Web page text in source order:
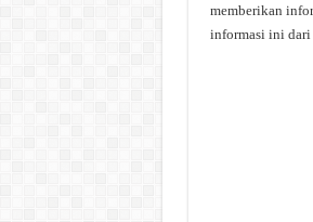
memberikan
informasi ini